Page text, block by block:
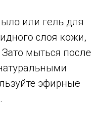
или гель для
слоя кожи,
мыться после
эфирные